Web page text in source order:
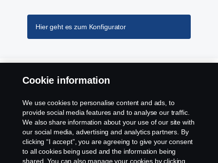
Hier geht es zum Konfigurator
Entdecken Sie die Scania Lkw-​Reihe
l-series
Cookie information
We use cookies to personalise content and ads, to
provide social media features and to analyse our traffic.
We also share information about your use of our site with
our social media, advertising and analytics partners. By
clicking “I accept”, you are agreeing to give your consent
to all cookies being used and the information being
shared. You can also manage your cookies by clicking